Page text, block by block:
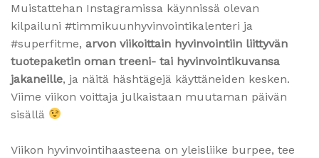
Muistattehan Instagramissa käynnissä olevan
kilpailuni #timmikuunhyvinvointikalenteri ja
#superfitme, arvon viikoittain hyvinvointiin liittyvän
tuotepaketin oman treeni- tai hyvinvointikuvansa
jakaneille, ja näitä häshtägejä käyttäneiden kesken.
Viime viikon voittaja julkaistaan muutaman päivän
sisällä
Viikon hyvinvointihaasteena on yleisliike burpee, tee